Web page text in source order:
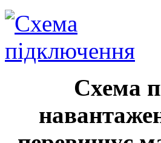
Схема